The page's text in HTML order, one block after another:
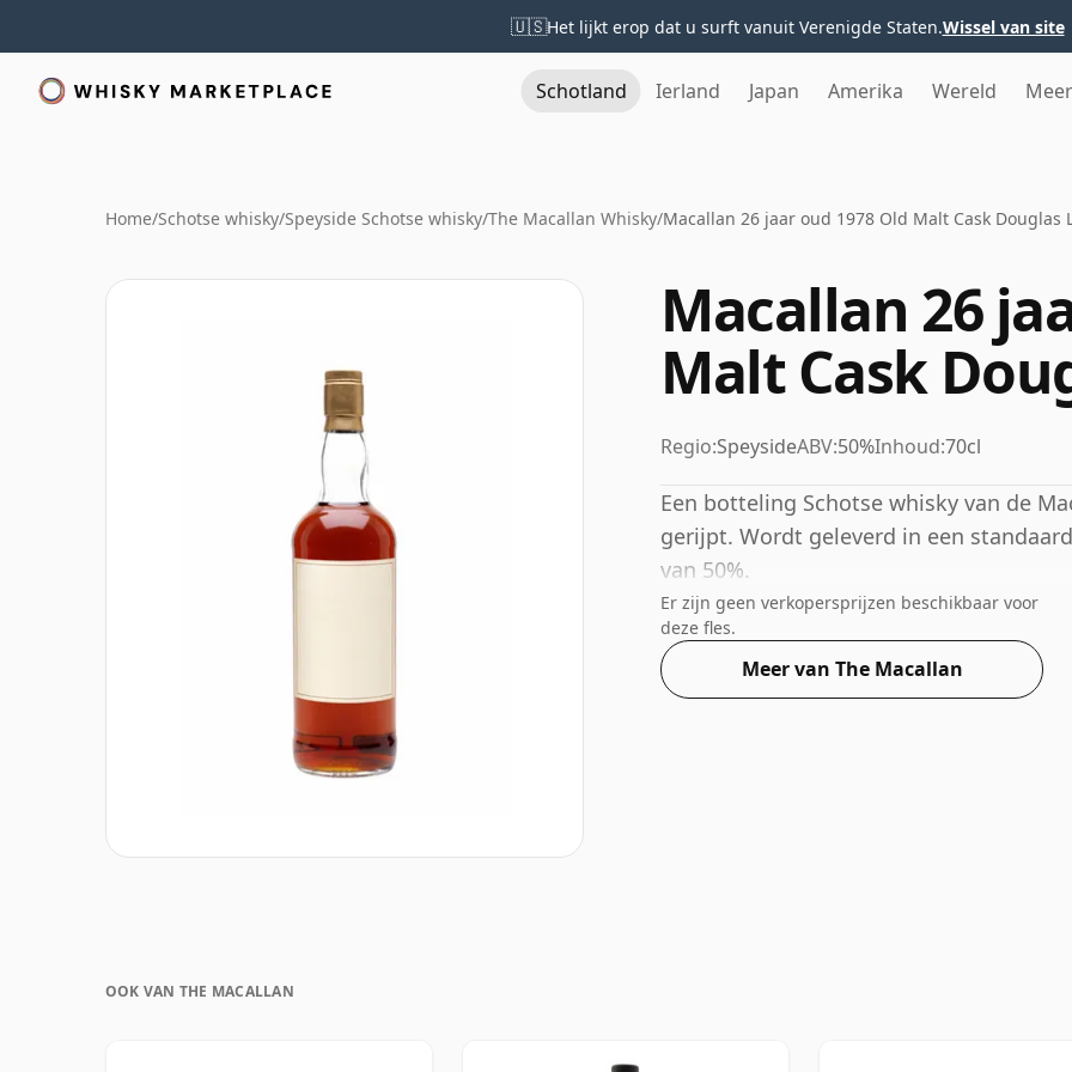
🇺🇸Het lijkt erop dat u surft vanuit Verenigde Staten.Wissel van site
Schotland Ierland Japan Amerika Wereld Meer
Home/Schotse whisky/Speyside Schotse whisky/The Macallan Whisky/Macallan 26 jaar oud 1978 Old Malt Cask Douglas
Macallan 26
Malt Cask
Regio:SpeysideABV:50%Inhoud:70cl
Een botteling Schotse whisky van de
gerijpt. Wordt geleverd in een
van 50%.
Er zijn geen verkopersprijzen beschikbaar voor
deze fles.
Meer van The Macallan
OOK VAN THE MACALLAN